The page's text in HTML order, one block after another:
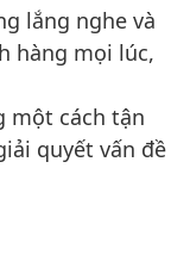
lắng nghe và
hàng mọi lúc,
một cách tận
quyết vấn đề